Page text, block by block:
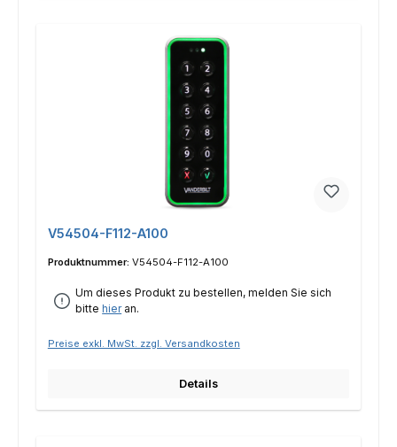
V54504-F112-A100
Produktnummer: V54504-F112-A100
Um dieses Produkt zu bestellen, melden Sie sich
bittehieran.
Preise exkl. MwSt. zzgl. Versandkosten
Details